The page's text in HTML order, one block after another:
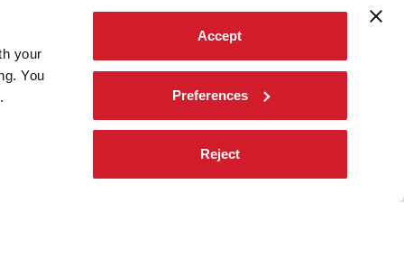
your
You
Accept
Preferences
Reject